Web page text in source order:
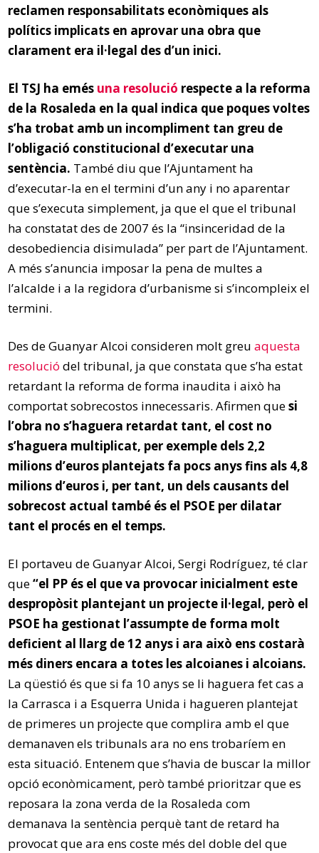
reclamen responsabilitats econòmiques als
polítics implicats en aprovar una obra que
clarament era il·legal des d’un inici.
El TSJ ha emés una resolució respecte a la reforma
de la Rosaleda en la qual indica que poques voltes
s’ha trobat amb un incompliment tan greu de
l’obligació constitucional d’executar una
sentència. També diu que l’Ajuntament ha
d’executar-la en el termini d’un any i no aparentar
que s’executa simplement, ja que el que el tribunal
ha constatat des de 2007 és la “insinceridad de la
desobediencia disimulada” per part de l’Ajuntament.
A més s’anuncia imposar la pena de multes a
l’alcalde i a la regidora d’urbanisme si s’incompleix el
termini.
Des de Guanyar Alcoi consideren molt greuaquesta
resolució del tribunal, ja que constata que s’ha estat
retardant la reforma de forma inaudita i això ha
comportat sobrecostos innecessaris. Afirmen quesi
l’obra no s’haguera retardat tant, el cost no
s’haguera multiplicat, per exemple dels 2,2
milions d’euros plantejats fa pocs anys fins als 4,8
milions d’euros i, per tant, un dels causants del
sobrecost actual també és el PSOE per dilatar
tant el procés en el temps.
El portaveu de Guanyar Alcoi, Sergi Rodríguez, té clar
que“el PP és el que va provocar inicialment este
despropòsit plantejant un projecte il·legal, però el
PSOE ha gestionat l’assumpte de forma molt
deficient al llarg de 12 anys i ara això ens costarà
més diners encara a totes les alcoianes i alcoians.
La qüestió és que si fa 10 anys se li haguera fet cas a
la Carrasca i a Esquerra Unida i hagueren plantejat
de primeres un projecte que complira amb el que
demanaven els tribunals ara no ens trobaríem en
esta situació. Entenem que s’havia de buscar la millor
opció econòmicament, però també prioritzar que es
reposara la zona verda de la Rosaleda com
demanava la sentència perquè tant de retard ha
provocat que ara ens coste més del doble del que